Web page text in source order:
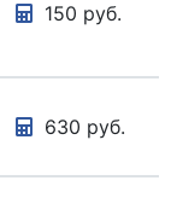
150 руб.
630 руб.